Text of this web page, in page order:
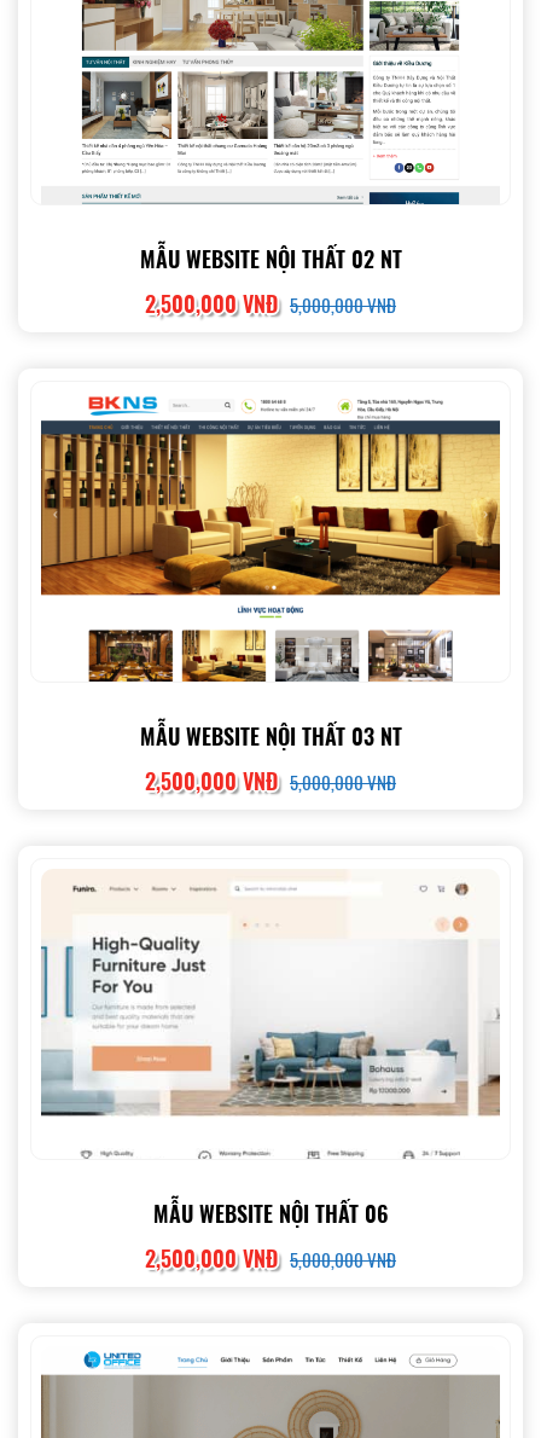
MẪU WEBSITE NỘI THẤT 02 NT
2,500,000 VNĐ 5,000,000 VNĐ
MẪU WEBSITE NỘI THẤT 03 NT
2,500,000 VNĐ 5,000,000 VNĐ
MẪU WEBSITE NỘI THẤT 06
2,500,000 VNĐ 5,000,000 VNĐ